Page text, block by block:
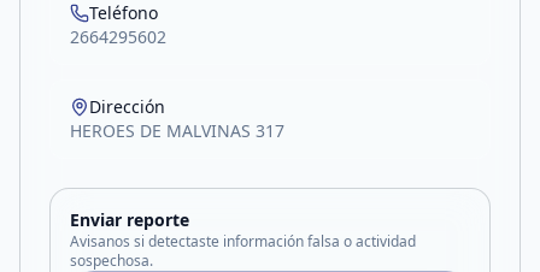
Teléfono
2664295602
Dirección
HEROES DE MALVINAS 317
Enviar reporte
Avisanos si detectaste información falsa o actividad
sospechosa.